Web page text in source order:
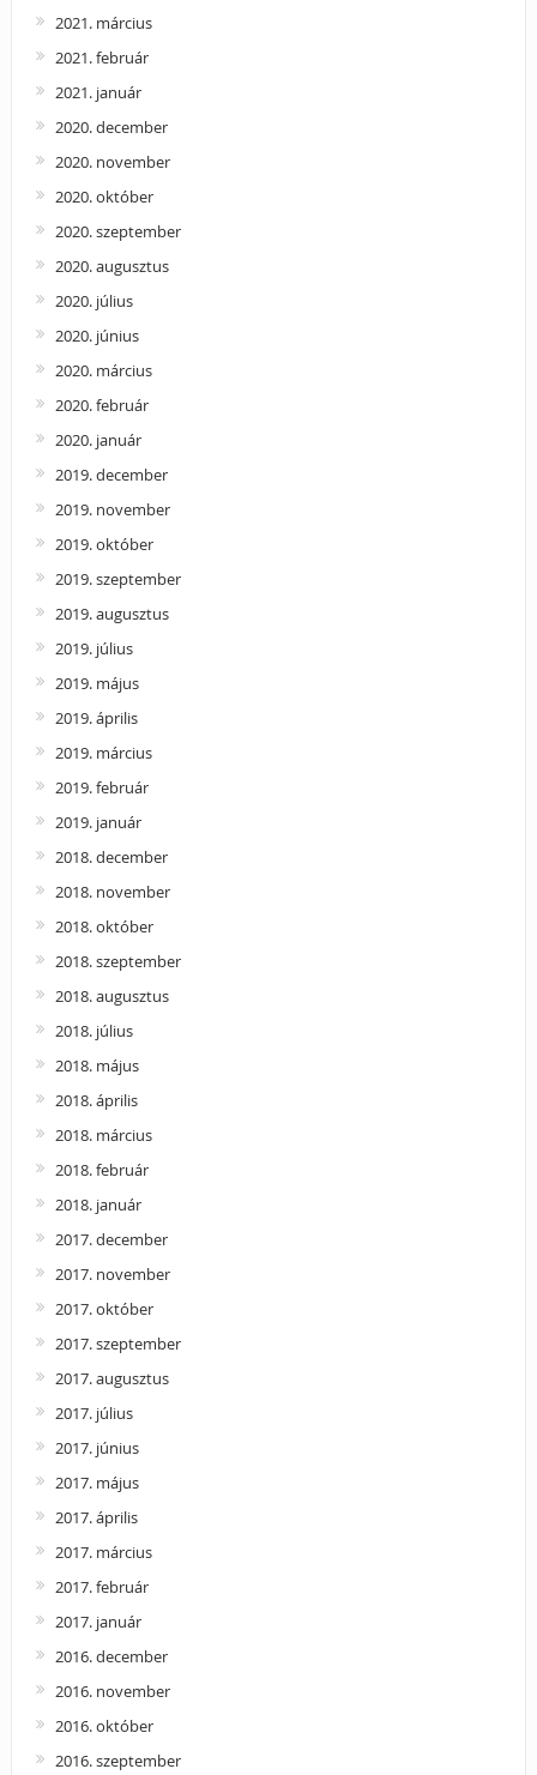
2021. március
2021. február
2021. január
2020. december
2020. november
2020. október
2020. szeptember
2020. augusztus
2020. július
2020. június
2020. március
2020. február
2020. január
2019. december
2019. november
2019. október
2019. szeptember
2019. augusztus
2019. július
2019. május
2019. április
2019. március
2019. február
2019. január
2018. december
2018. november
2018. október
2018. szeptember
2018. augusztus
2018. július
2018. május
2018. április
2018. március
2018. február
2018. január
2017. december
2017. november
2017. október
2017. szeptember
2017. augusztus
2017. július
2017. június
2017. május
2017. április
2017. március
2017. február
2017. január
2016. december
2016. november
2016. október
2016. szeptember